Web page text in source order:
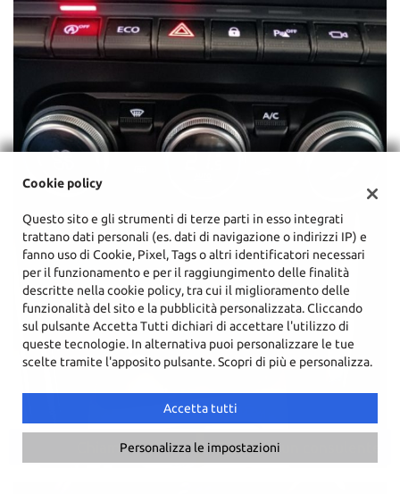
Chiama Contatta un consulente
Cookie policy
Questo sito e gli strumenti di terze parti in esso integrati
trattano dati personali (es. dati di navigazione o indirizzi IP) e
fanno uso di Cookie, Pixel, Tags o altri identificatori necessari
per il funzionamento e per il raggiungimento delle finalità
descritte nella cookie policy, tra cui il miglioramento delle
funzionalità del sito e la pubblicità personalizzata. Cliccando
sul pulsante Accetta Tutti dichiari di accettare l'utilizzo di
queste tecnologie. In alternativa puoi personalizzare le tue
scelte tramite l'apposito pulsante. Scopri di più e personalizza.
Accetta tutti
Personalizza le impostazioni